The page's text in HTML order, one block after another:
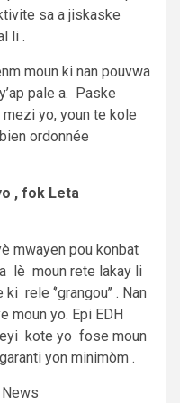
sa a jiskaske
li .
moun ki nan pouvwa
pale a. Paske
yo, youn te kole
ordonnée
, fok Leta
mwayen pou konbat
lè moun rete lakay li
rele ‘’grangou’’ . Nan
moun yo. Epi EDH
kote yo fose moun
yon minimòm .